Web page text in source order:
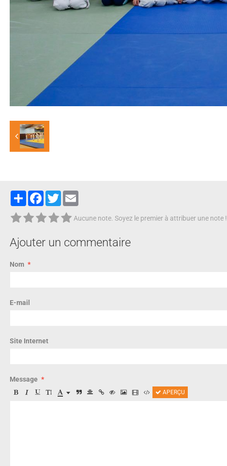
PartagerFacebook
Twitter
Aucune note. Soyez le premier à attribuer une note !
Ajouter un commentaire
Nom
E-mail
Site Internet
Message
APERÇU